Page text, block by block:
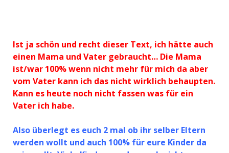
Ist ja schön und recht dieser Text, ich hätte auch
einen Mama und Vater gebraucht… Die Mama
ist/war 100% wenn nicht mehr für mich da aber
vom Vater kann ich das nicht wirklich behaupten.
Kann es heute noch nicht fassen was für ein
Vater ich habe.
Also überlegt es euch 2 mal ob ihr selber Eltern
werden wollt und auch 100% für eure Kinder da